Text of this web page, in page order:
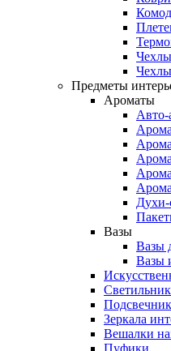
Предметы
Ароматы
Авто-
Духи-
Вазы
Вазы
Вазы
Зеркала
Вешалки
Пуфики